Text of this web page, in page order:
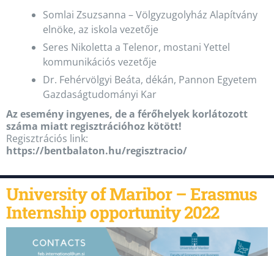
Somlai Zsuzsanna – Völgyzugolyház Alapítvány
elnöke, az iskola vezetője
Seres Nikoletta a Telenor, mostani Yettel
kommunikációs vezetője
Dr. Fehérvölgyi Beáta, dékán, Pannon Egyetem
Gazdaságtudományi Kar
Az esemény ingyenes, de a férőhelyek korlátozott
száma miatt regisztrációhoz kötött!
Regisztrációs link:
https://bentbalaton.hu/regisztracio/
University of Maribor – Erasmus
Internship opportunity 2022